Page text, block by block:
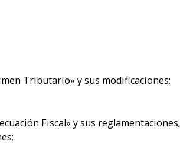
Tributario» y sus modificaciones;
Fiscal» y sus reglamentaciones;